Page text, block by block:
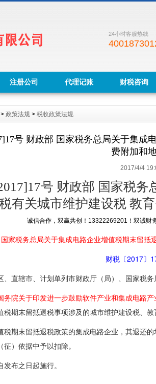
24小时客服热线
注册公司 代理记账 财税咨询
> 政策法规 > 税收政策法规
号 财政部 国家税务总局关于集成
费附加和
2017/4/4
号 财政部 国家税
有关城市维护建设税 教
双赢共创！13322269201！双诚财务--陪
家税务总局关于集成电路企业增值税期末留
财税〔2017〕
、直辖市、计划单列市财政厅（局）、国家税
务院关于印发进一步鼓励软件产业和集成电路
税期末留抵退税事项涉及的城市维护建设税、
期末留抵退税政策的集成电路企业，其退还的
）依据中予以扣除。
布之日起施行。